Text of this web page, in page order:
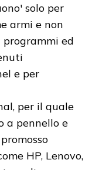
solo per
armi e non
ed
e per
per il quale
a pennello e
HP, Lenovo,